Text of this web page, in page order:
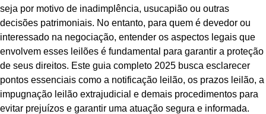
seja por motivo de inadimplência, usucapião ou outras
decisões patrimoniais. No entanto, para quem é devedor ou
interessado na negociação, entender os aspectos legais que
envolvem esses leilões é fundamental para garantir a proteção
de seus direitos. Este guia completo 2025 busca esclarecer
pontos essenciais como a notificação leilão, os prazos leilão, a
impugnação leilão extrajudicial e demais procedimentos para
evitar prejuízos e garantir uma atuação segura e informada.